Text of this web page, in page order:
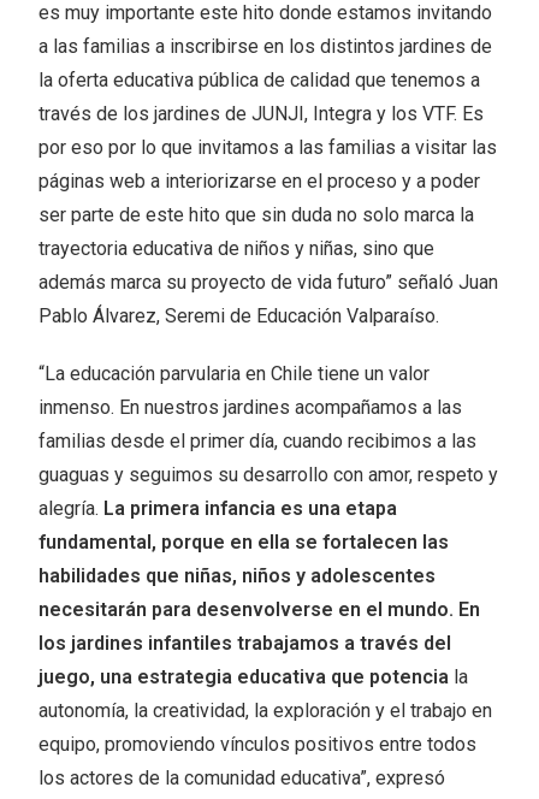
es muy importante este hito donde estamos invitando
a las familias a inscribirse en los distintos jardines de
la oferta educativa pública de calidad que tenemos a
través de los jardines de JUNJI, Integra y los VTF. Es
por eso por lo que invitamos a las familias a visitar las
páginas web a interiorizarse en el proceso y a poder
ser parte de este hito que sin duda no solo marca la
trayectoria educativa de niños y niñas, sino que
además marca su proyecto de vida futuro” señaló Juan
Pablo Álvarez, Seremi de Educación Valparaíso.
“La educación parvularia en Chile tiene un valor
inmenso. En nuestros jardines acompañamos a las
familias desde el primer día, cuando recibimos a las
guaguas y seguimos su desarrollo con amor, respeto y
alegría. La primera infancia es una etapa
fundamental, porque en ella se fortalecen las
habilidades que niñas, niños y adolescentes
necesitarán para desenvolverse en el mundo. En
los jardines infantiles trabajamos a través del
juego, una estrategia educativa que potencia la
autonomía, la creatividad, la exploración y el trabajo en
equipo, promoviendo vínculos positivos entre todos
los actores de la comunidad educativa”, expresó